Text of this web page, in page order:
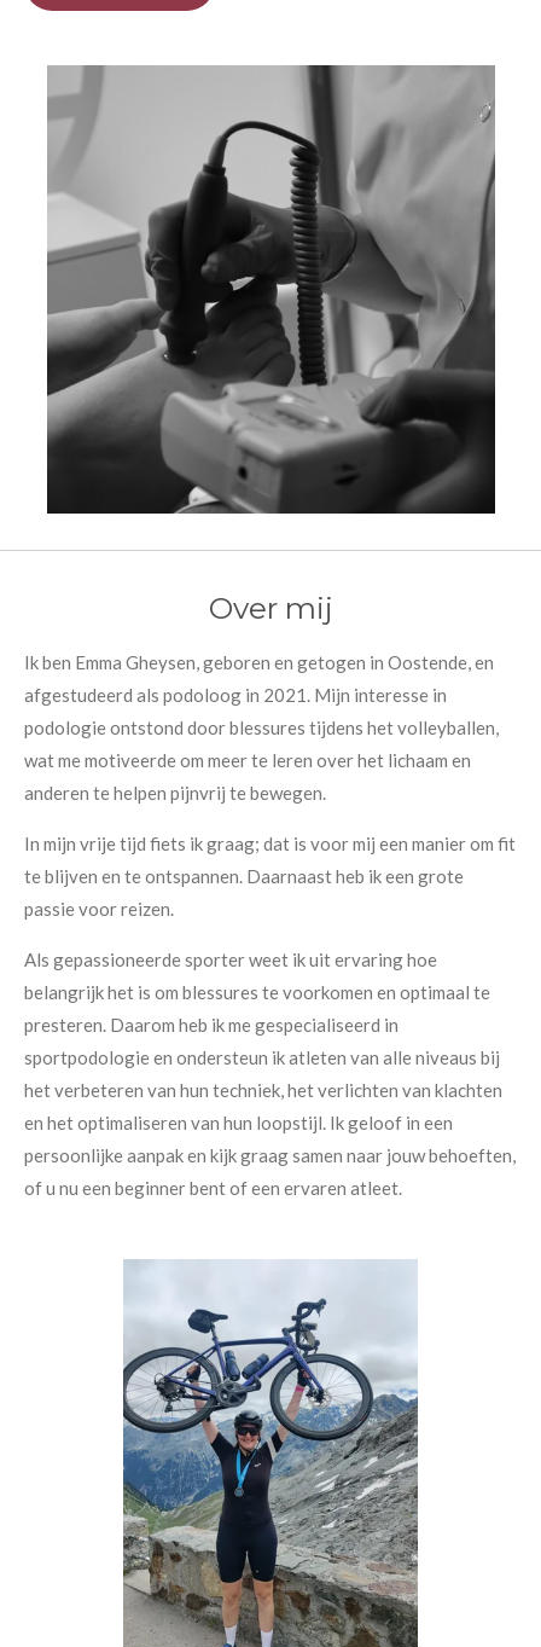
Over mij
Ik ben Emma Gheysen, geboren en getogen in Oostende, en
afgestudeerd als podoloog in 2021. Mijn interesse in
podologie ontstond door blessures tijdens het volleyballen,
wat me motiveerde om meer te leren over het lichaam en
anderen te helpen pijnvrij te bewegen.
In mijn vrije tijd fiets ik graag; dat is voor mij een manier om fit
te blijven en te ontspannen. Daarnaast heb ik een grote
passie voor reizen.
Als gepassioneerde sporter weet ik uit ervaring hoe
belangrijk het is om blessures te voorkomen en optimaal te
presteren. Daarom heb ik me gespecialiseerd in
sportpodologie en ondersteun ik atleten van alle niveaus bij
het verbeteren van hun techniek, het verlichten van klachten
en het optimaliseren van hun loopstijl. Ik geloof in een
persoonlijke aanpak en kijk graag samen naar jouw behoeften,
of u nu een beginner bent of een ervaren atleet.